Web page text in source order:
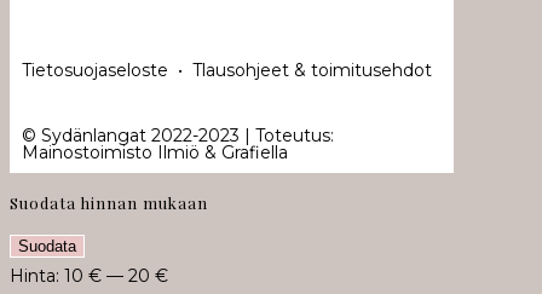
Tietosuojaseloste • Tlausohjeet & toimitusehdot
© Sydänlangat 2022-2023 | Toteutus:
Mainostoimisto Ilmiö & Grafiella
Suodata hinnan mukaan
Suodata
Hinta: 10 € — 20 €